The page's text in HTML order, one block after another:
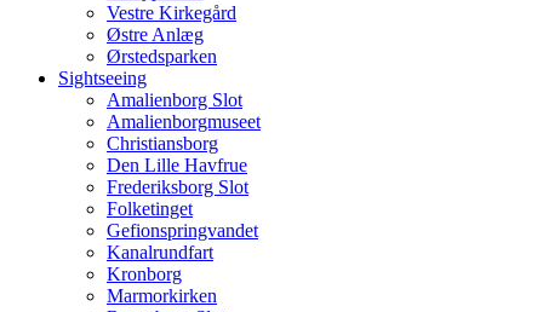
Vestre Kirkegård
Østre Anlæg
Ørstedsparken
Sightseeing
Amalienborg Slot
Amalienborgmuseet
Christiansborg
Den Lille Havfrue
Frederiksborg Slot
Folketinget
Gefionspringvandet
Kanalrundfart
Kronborg
Marmorkirken